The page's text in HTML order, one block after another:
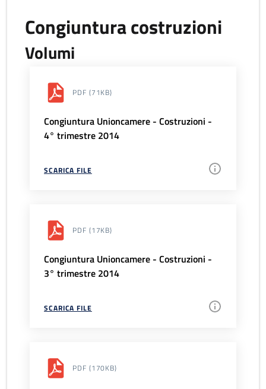
Congiuntura costruzioni
Volumi
PDF (71KB)
Congiuntura Unioncamere - Costruzioni -
4° trimestre 2014
SCARICA FILE
PDF (17KB)
Congiuntura Unioncamere - Costruzioni -
3° trimestre 2014
SCARICA FILE
PDF (170KB)